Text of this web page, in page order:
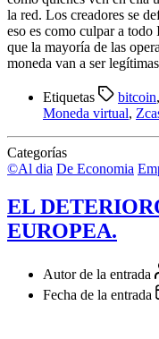
la red. Los creadores se
eso es como culpar a
que la mayoría de las
moneda van a ser
Etiquetas bitcoin,
Moneda virtual,
Categorías
©Al dia De Economia
EL
EUROPEA.
Autor de la entrada
Fecha de la entrada